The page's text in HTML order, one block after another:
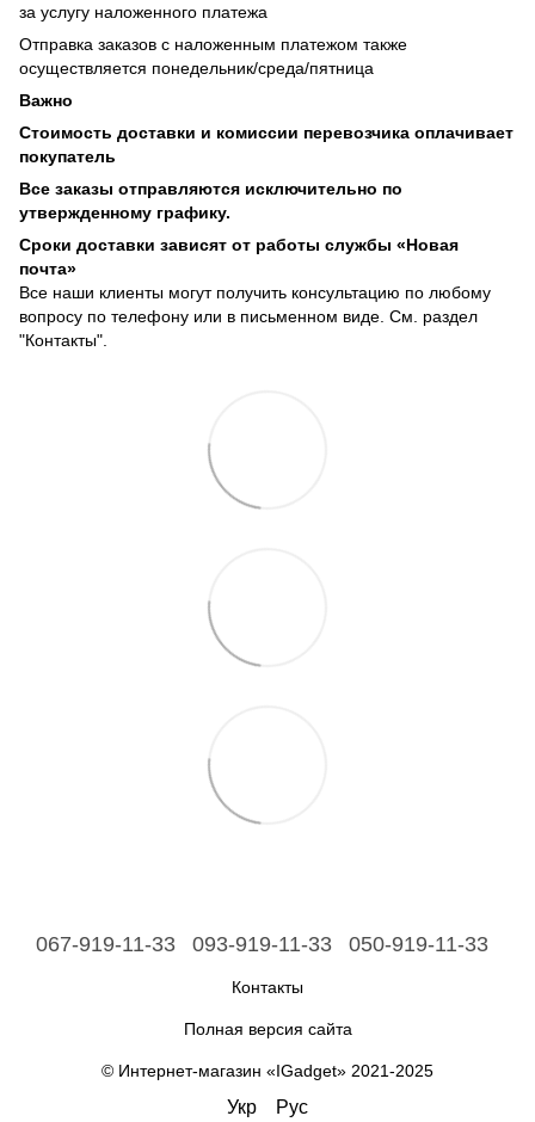
за услугу наложенного платежа
Отправка заказов с наложенным платежом также
осуществляется понедельник/среда/пятница
Важно
Стоимость доставки и комиссии перевозчика оплачивает
покупатель
Все заказы отправляются исключительно по
утвержденному графику.
Сроки доставки зависят от работы службы «Новая
почта»
Все наши клиенты могут получить консультацию по любому
вопросу по телефону или в письменном виде. См. раздел
"Контакты".
067-919-11-33 093-919-11-33 050-919-11-33
Контакты
Полная версия сайта
© Интернет-магазин «IGadget» 2021-2025
Укр Рус